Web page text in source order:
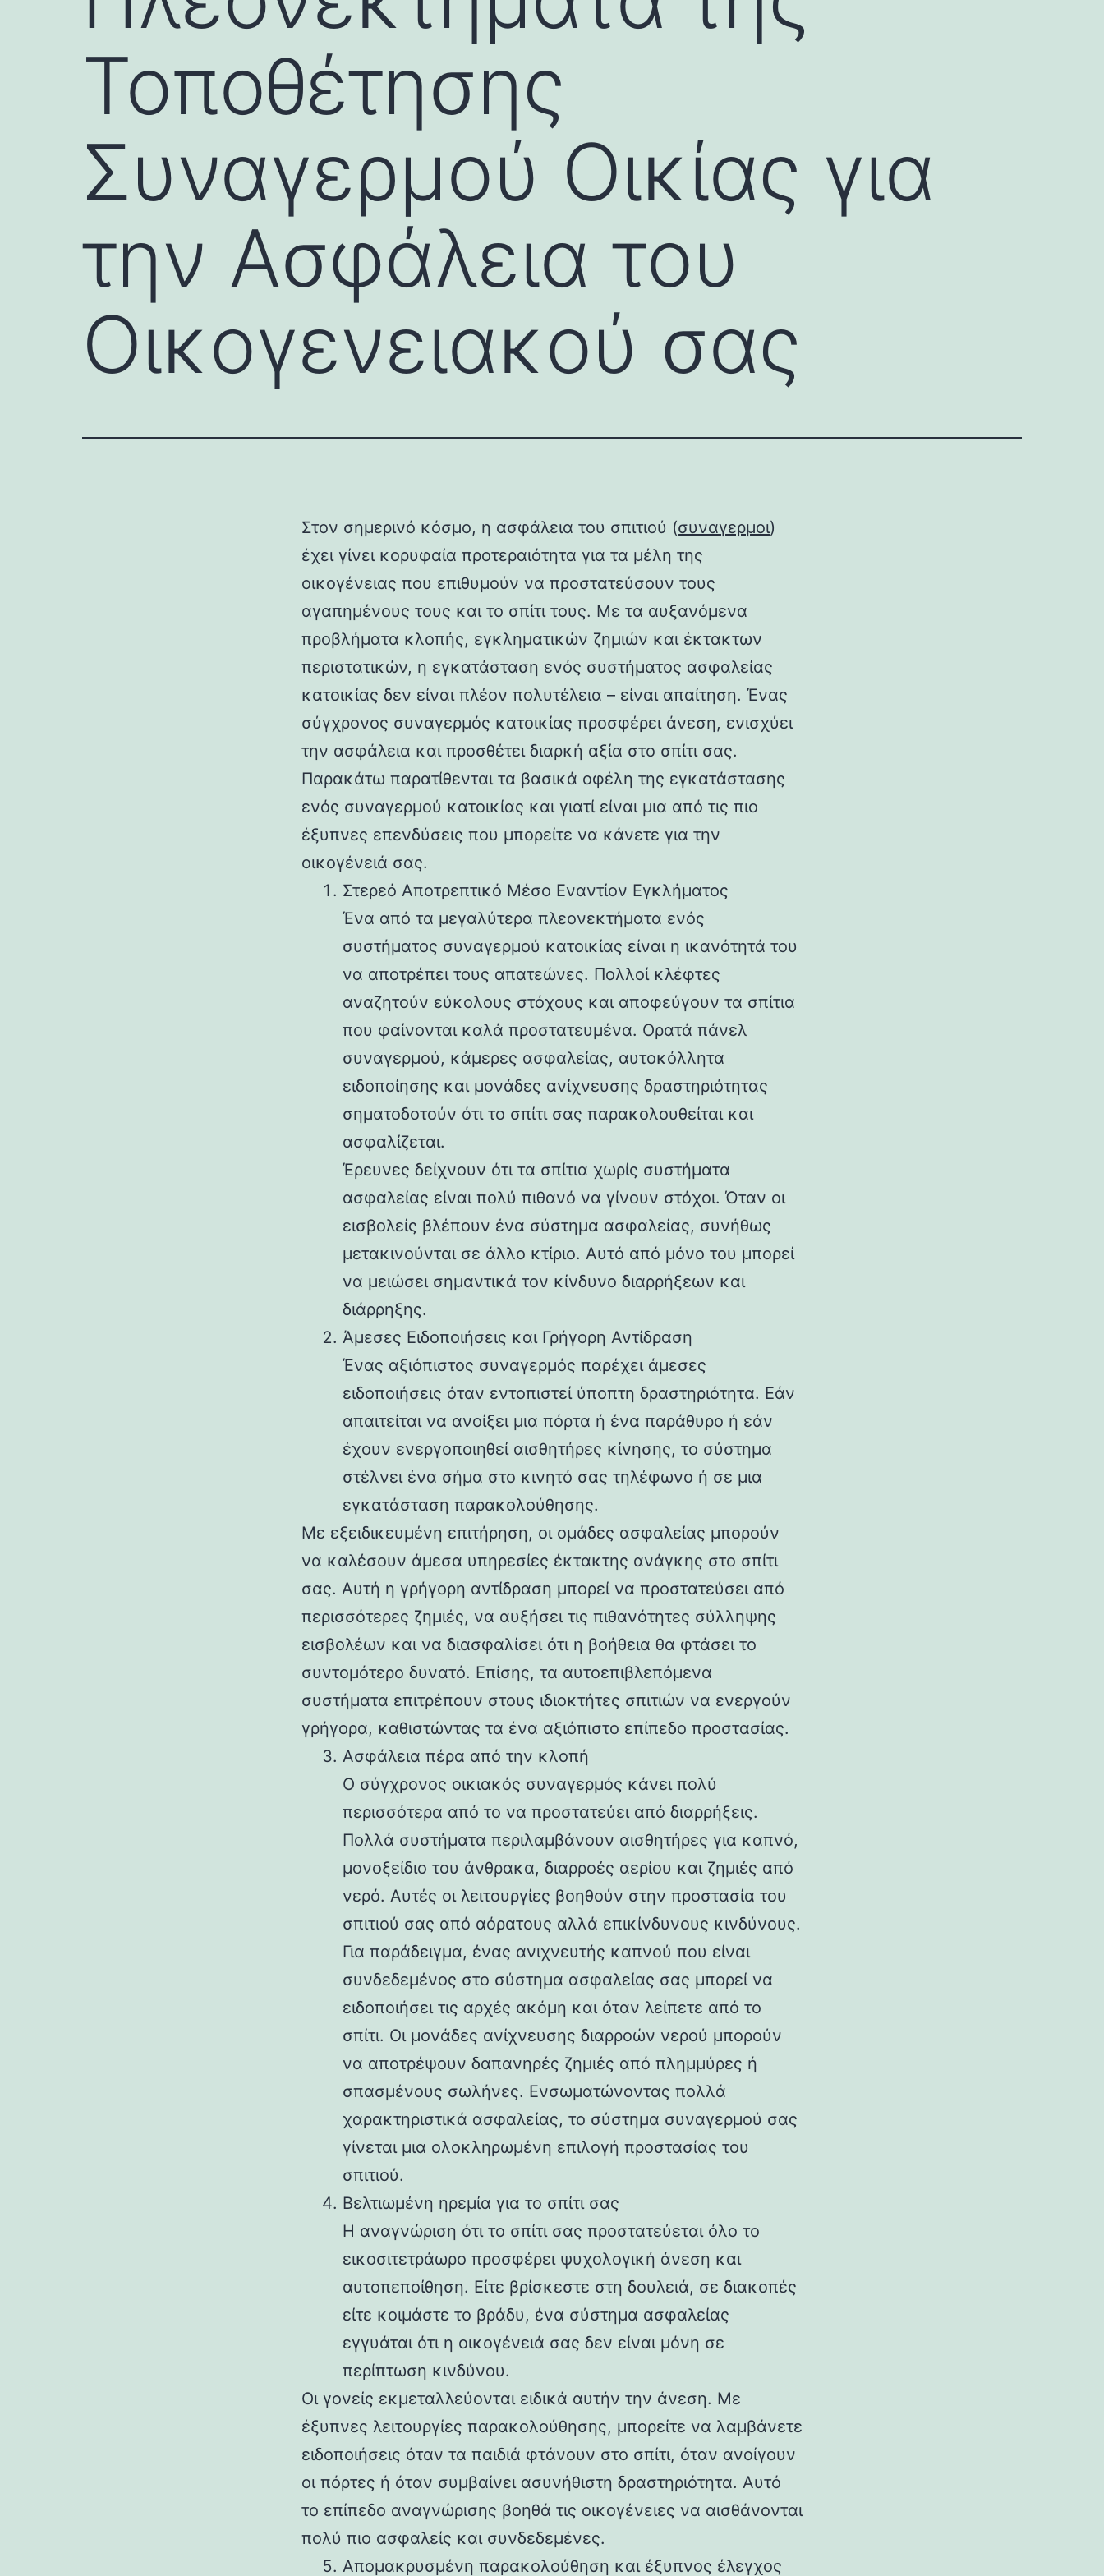
Τοποθέτησης
Συναγερμού Οικίας για
την Ασφάλεια του
Οικογενειακού σας
Στον σημερινό κόσμο, η ασφάλεια του σπιτιού (συναγερμοι)
έχει γίνει κορυφαία προτεραιότητα για τα μέλη της
οικογένειας που επιθυμούν να προστατεύσουν τους
αγαπημένους τους και το σπίτι τους. Με τα αυξανόμενα
προβλήματα κλοπής, εγκληματικών ζημιών και έκτακτων
περιστατικών, η εγκατάσταση ενός συστήματος ασφαλείας
κατοικίας δεν είναι πλέον πολυτέλεια – είναι απαίτηση. Ένας
σύγχρονος συναγερμός κατοικίας προσφέρει άνεση, ενισχύει
την ασφάλεια και προσθέτει διαρκή αξία στο σπίτι σας.
Παρακάτω παρατίθενται τα βασικά οφέλη της εγκατάστασης
ενός συναγερμού κατοικίας και γιατί είναι μια από τις πιο
έξυπνες επενδύσεις που μπορείτε να κάνετε για την
οικογένειά σας.
Στερεό Αποτρεπτικό Μέσο Εναντίον Εγκλήματος
Ένα από τα μεγαλύτερα πλεονεκτήματα ενός
συστήματος συναγερμού κατοικίας είναι η ικανότητά του
να αποτρέπει τους απατεώνες. Πολλοί κλέφτες
αναζητούν εύκολους στόχους και αποφεύγουν τα σπίτια
που φαίνονται καλά προστατευμένα. Ορατά πάνελ
συναγερμού, κάμερες ασφαλείας, αυτοκόλλητα
ειδοποίησης και μονάδες ανίχνευσης δραστηριότητας
σηματοδοτούν ότι το σπίτι σας παρακολουθείται και
ασφαλίζεται.
Έρευνες δείχνουν ότι τα σπίτια χωρίς συστήματα
ασφαλείας είναι πολύ πιθανό να γίνουν στόχοι. Όταν οι
εισβολείς βλέπουν ένα σύστημα ασφαλείας, συνήθως
μετακινούνται σε άλλο κτίριο. Αυτό από μόνο του μπορεί
να μειώσει σημαντικά τον κίνδυνο διαρρήξεων και
διάρρηξης.
Άμεσες Ειδοποιήσεις και Γρήγορη Αντίδραση
Ένας αξιόπιστος συναγερμός παρέχει άμεσες
ειδοποιήσεις όταν εντοπιστεί ύποπτη δραστηριότητα. Εάν
απαιτείται να ανοίξει μια πόρτα ή ένα παράθυρο ή εάν
έχουν ενεργοποιηθεί αισθητήρες κίνησης, το σύστημα
στέλνει ένα σήμα στο κινητό σας τηλέφωνο ή σε μια
εγκατάσταση παρακολούθησης.
Με εξειδικευμένη επιτήρηση, οι ομάδες ασφαλείας μπορούν
να καλέσουν άμεσα υπηρεσίες έκτακτης ανάγκης στο σπίτι
σας. Αυτή η γρήγορη αντίδραση μπορεί να προστατεύσει από
περισσότερες ζημιές, να αυξήσει τις πιθανότητες σύλληψης
εισβολέων και να διασφαλίσει ότι η βοήθεια θα φτάσει το
συντομότερο δυνατό. Επίσης, τα αυτοεπιβλεπόμενα
συστήματα επιτρέπουν στους ιδιοκτήτες σπιτιών να ενεργούν
γρήγορα, καθιστώντας τα ένα αξιόπιστο επίπεδο προστασίας.
Ασφάλεια πέρα ​​από την κλοπή
Ο σύγχρονος οικιακός συναγερμός κάνει πολύ
περισσότερα από το να προστατεύει από διαρρήξεις.
Πολλά συστήματα περιλαμβάνουν αισθητήρες για καπνό,
μονοξείδιο του άνθρακα, διαρροές αερίου και ζημιές από
νερό. Αυτές οι λειτουργίες βοηθούν στην προστασία του
σπιτιού σας από αόρατους αλλά επικίνδυνους κινδύνους.
Για παράδειγμα, ένας ανιχνευτής καπνού που είναι
συνδεδεμένος στο σύστημα ασφαλείας σας μπορεί να
ειδοποιήσει τις αρχές ακόμη και όταν λείπετε από το
σπίτι. Οι μονάδες ανίχνευσης διαρροών νερού μπορούν
να αποτρέψουν δαπανηρές ζημιές από πλημμύρες ή
σπασμένους σωλήνες. Ενσωματώνοντας πολλά
χαρακτηριστικά ασφαλείας, το σύστημα συναγερμού σας
γίνεται μια ολοκληρωμένη επιλογή προστασίας του
σπιτιού.
Βελτιωμένη ηρεμία για το σπίτι σας
Η αναγνώριση ότι το σπίτι σας προστατεύεται όλο το
εικοσιτετράωρο προσφέρει ψυχολογική άνεση και
αυτοπεποίθηση. Είτε βρίσκεστε στη δουλειά, σε διακοπές
είτε κοιμάστε το βράδυ, ένα σύστημα ασφαλείας
εγγυάται ότι η οικογένειά σας δεν είναι μόνη σε
περίπτωση κινδύνου.
Οι γονείς εκμεταλλεύονται ειδικά αυτήν την άνεση. Με
έξυπνες λειτουργίες παρακολούθησης, μπορείτε να λαμβάνετε
ειδοποιήσεις όταν τα παιδιά φτάνουν στο σπίτι, όταν ανοίγουν
οι πόρτες ή όταν συμβαίνει ασυνήθιστη δραστηριότητα. Αυτό
το επίπεδο αναγνώρισης βοηθά τις οικογένειες να αισθάνονται
πολύ πιο ασφαλείς και συνδεδεμένες.
Απομακρυσμένη παρακολούθηση και έξυπνος έλεγχος